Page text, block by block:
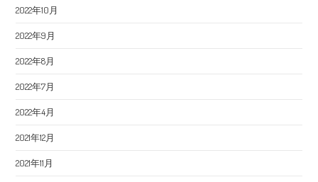
2022年10月
2022年9月
2022年8月
2022年7月
2022年4月
2021年12月
2021年11月